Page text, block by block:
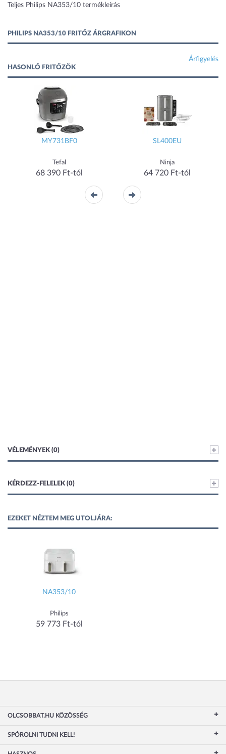
Teljes Philips NA353/10 termékleírás
PHILIPS NA353/10 FRITŐZ ÁRGRAFIKON
Árfigyelés
HASONLÓ FRITŐZÖK
MY731BF0
Tefal
68 390 Ft-tól
SL400EU
Ninja
64 720 Ft-tól
VÉLEMÉNYEK (0)
KÉRDEZZ-FELELEK (0)
EZEKET NÉZTEM MEG UTOLJÁRA:
NA353/10
Philips
59 773 Ft-tól
OLCSOBBAT.HU KÖZÖSSÉG
SPÓROLNI TUDNI KELL!